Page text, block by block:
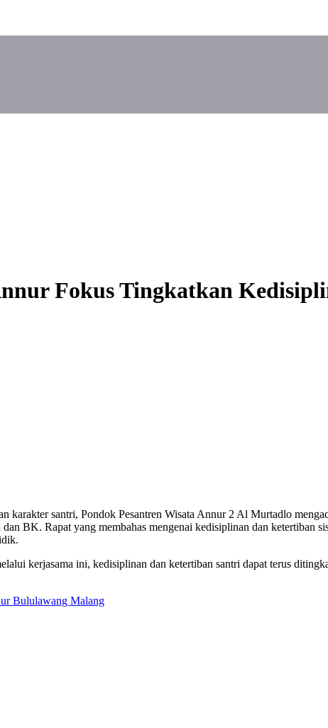
Fokus Tingkatkan
santri, Pondok Pesantren Wisata Annur 2 Al Murtadlo
BK. Rapat yang membahas mengenai kedisiplinan dan ketertiban
kerjasama ini, kedisiplinan dan ketertiban santri dapat terus
Bululawang Malang